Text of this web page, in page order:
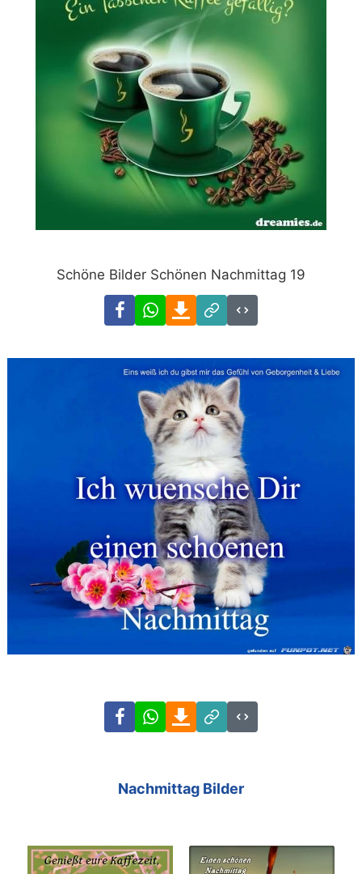
Schöne Bilder Schönen Nachmittag 19
FacebookWhatsAppDownload
Link
Code
FacebookWhatsAppDownload
Link
Code
Nachmittag Bilder